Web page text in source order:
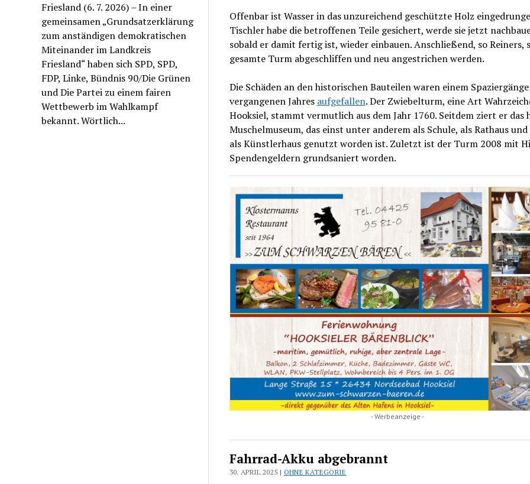
Friesland (6. 7. 2026) – In einer
gemeinsamen „Grundsatzerklärung
zum anständigen demokratischen
Miteinander im Landkreis
Friesland“ haben sich SPD, SPD,
FDP, Linke, Bündnis 90/Die Grünen
und Die Partei zu einem fairen
Wettbewerb im Wahlkampf
bekannt. Wörtlich...
Offenbar ist Wasser in das unzureichend geschützte Holz
Tischler habe die betroffenen Teile gesichert, werde sie jetzt
sobald er damit fertig ist, wieder einbauen. Anschließend, so Reiners,
gesamte Turm abgeschliffen und neu angestrichen werden.
Die Schäden an den historischen Bauteilen waren einem
vergangenen Jahres aufgefallen. Der Zwiebelturm, eine Art
Hooksiel, stammt vermutlich aus dem Jahr 1760. Seitdem ziert er das
Muschelmuseum, das einst unter anderem als Schule, als Rathaus und
als Künstlerhaus genutzt worden ist. Zuletzt ist der Turm 2008 mit
Spendengeldern grundsaniert worden.
- Werbeanzeige -
Fahrrad-Akku abgebrannt
30. APRIL 2025 | OHNE KATEGORIE